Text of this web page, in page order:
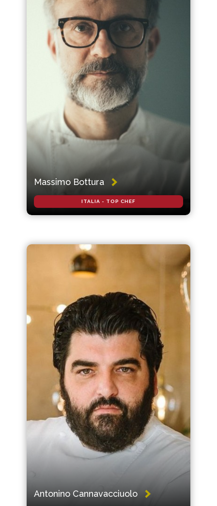
Massimo Bottura
ITALIA - TOP CHEF
Antonino Cannavacciuolo